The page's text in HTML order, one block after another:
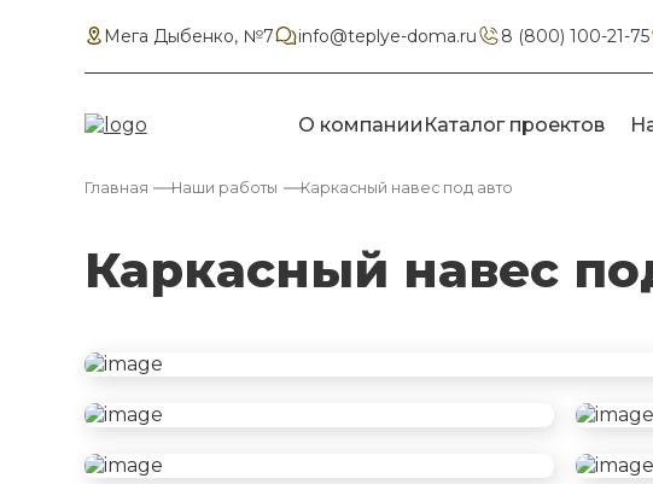
Мега Дыбенко, №7 info@teplye-doma.ru 8 (800) 100-21-75
О компании Каталог проектов
Главная Наши работы Каркасный навес под авто
Каркасный навес